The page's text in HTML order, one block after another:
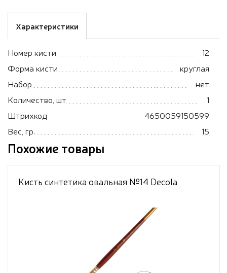
Характеристики
Номер кисти
12
Форма кисти
круглая
Набор
нет
Количество, шт
1
Штрихкод
4650059150599
Вес, гр.
15
Похожие товары
Кисть синтетика овальная №14 Decola